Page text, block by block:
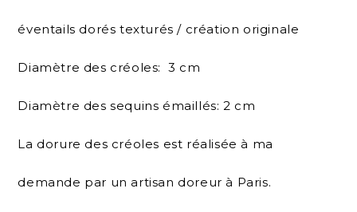
éventails dorés texturés / création originale
Diamètre des créoles: 3 cm
Diamètre des sequins émaillés: 2 cm
La dorure des créoles est réalisée à ma
demande par un artisan doreur à Paris.